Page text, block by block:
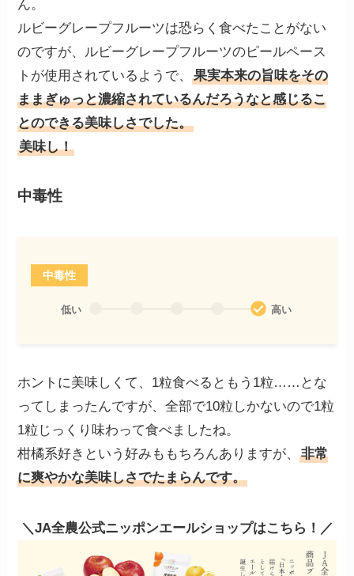
ん。
ルビーグレープフルーツは恐らく食べたことがない
のですが、ルビーグレープフルーツのピールペース
トが使用されているようで、果実本来の旨味をその
ままぎゅっと濃縮されているんだろうなと感じるこ
とのできる美味しさでした。
美味し！
中毒性
中毒性
低い 高い
ホントに美味しくて、1粒食べるともう1粒……とな
ってしまったんですが、全部で10粒しかないので1粒
1粒じっくり味わって食べましたね。
柑橘系好きという好みももちろんありますが、非常
に爽やかな美味しさでたまらんです。
＼JA全農公式ニッポンエールショップはこちら！／